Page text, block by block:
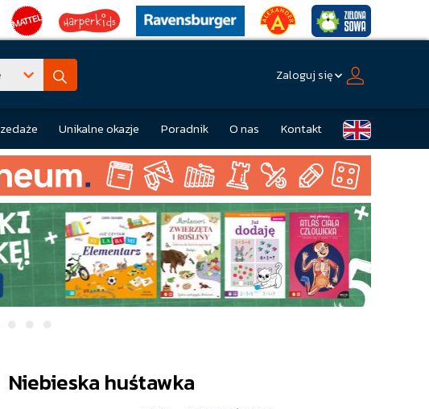
Zaloguj się
Unikalne okazje Poradnik O nas Kontakt
Niebieska huśtawka